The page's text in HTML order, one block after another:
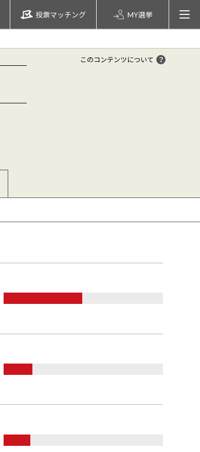
投票マッチング MY選挙
このコンテンツについて